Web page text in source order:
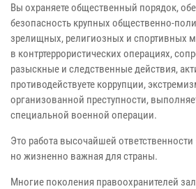
Вы охраняете общественный порядок,
безопасность крупных общественно-
зрелищных, религиозных и спортивных
в контртеррористических операциях,
разыскные и следственные действия,
противодействуете коррупции,
организованной преступности,
специальной военной операции.
Это работа высочайшей
но жизненно важная для страны.
Многие поколения правоохранителей